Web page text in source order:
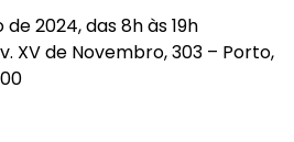
2024, das 8h às 19h
XV de Novembro, 303 – Porto,